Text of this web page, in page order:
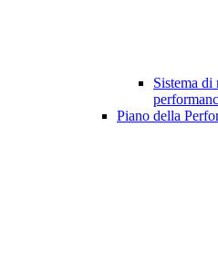
Sistema di
Piano della